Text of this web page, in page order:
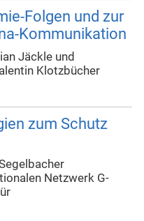
Folgen und zur
Kommunikation
Jäckle und
Klotzbücher
zum Schutz
Netzwerk G-